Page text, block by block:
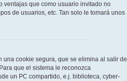
ventajas que como usuario invitado no
de usuarios, etc. Tan solo le tomará unos
cookie segura, que se elimina al salir de
que el sistema le reconozca
un PC compartido, e.j. biblioteca, cyber-